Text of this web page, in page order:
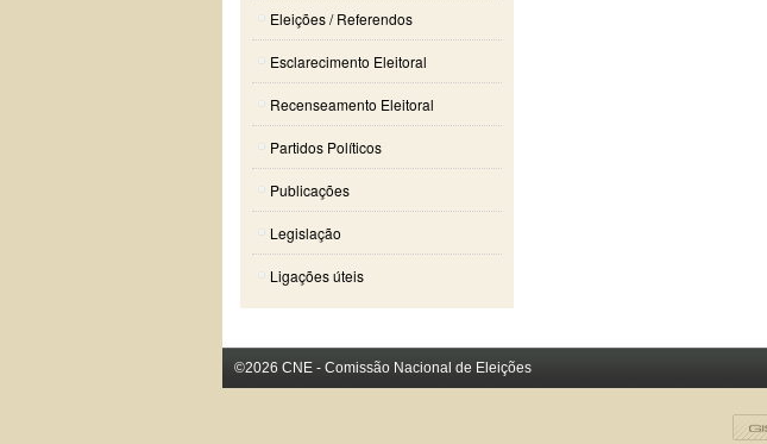
Eleições / Referendos
Esclarecimento Eleitoral
Recenseamento Eleitoral
Partidos Políticos
Publicações
Legislação
Ligações úteis
©2026 CNE - Comissão Nacional de Eleições